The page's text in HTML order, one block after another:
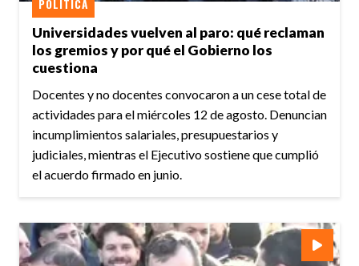
Universidades vuelven al paro: qué reclaman
los gremios y por qué el Gobierno los
cuestiona
POLÍTICA
Docentes y no docentes convocaron a un cese total de
actividades para el miércoles 12 de agosto. Denuncian
incumplimientos salariales, presupuestarios y
judiciales, mientras el Ejecutivo sostiene que cumplió
el acuerdo firmado en junio.